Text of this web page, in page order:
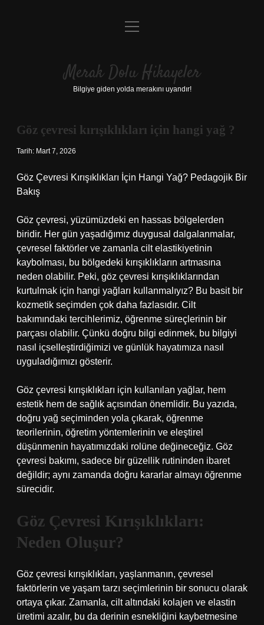
Anasayfa
Yasal Uyarı
menüyü
Merak Dolu Hikayeler
Bilgiye giden yolda merakını uyandır!
Göz çevresi kırışıklıkları için hangi yağ ?
Tarih: Mart 7, 2026
Göz Çevresi Kırışıklıkları İçin Hangi Yağ? Pedagojik Bir
Bakış
Göz çevresi, yüzümüzdeki en hassas bölgelerden
biridir. Her gün yaşadığımız duygusal dalgalanmalar,
çevresel faktörler ve zamanla cilt elastikiyetinin
kaybolması, bu bölgedeki kırışıklıkların artmasına
neden olabilir. Peki, göz çevresi kırışıklıklarından
kurtulmak için hangi yağları kullanmalıyız? Bu basit bir
kozmetik seçimden çok daha fazlasıdır. Cilt
bakımındaki tercihlerimiz, öğrenme süreçlerinin bir
parçası olabilir. Çünkü doğru bilgi edinmek, bu bilgiyi
nasıl içselleştirdiğimizi ve günlük hayatımıza nasıl
uyguladığımızı gösterir.
Göz çevresi kırışıklıkları için kullanılan yağlar, hem
estetik hem de sağlık açısından önemlidir. Bu yazıda,
doğru yağ seçiminden yola çıkarak, öğrenme
teorilerinin, öğretim yöntemlerinin ve eleştirel
düşünmenin hayatımızdaki rolüne değineceğiz. Göz
çevresi bakımı, sadece bir güzellik rutininden ibaret
değildir; aynı zamanda doğru kararlar almayı öğrenme
sürecidir.
Göz Çevresi Kırışıklıkları:
Neden Oluşur?
Göz çevresi kırışıklıkları, yaşlanmanın, çevresel
faktörlerin ve yaşam tarzı seçimlerinin bir sonucu olarak
ortaya çıkar. Zamanla, cilt altındaki kolajen ve elastin
üretimi azalır, bu da derinin esnekliğini kaybetmesine